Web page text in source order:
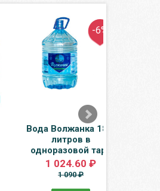
-6%
Вода Волжанка 18.9
литров в
одноразовой таре
1 024.60 ₽
1 090 ₽